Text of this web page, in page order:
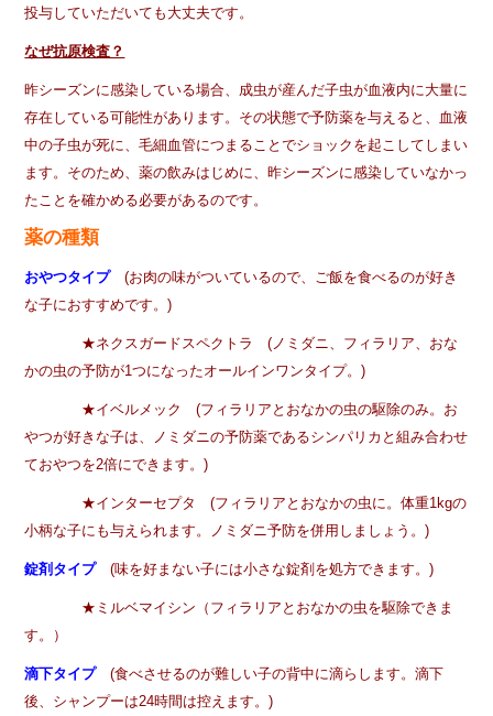
投与していただいても大丈夫です。
なぜ抗原検査？
昨シーズンに感染している場合、成虫が産んだ子虫が血液内に大量に
存在している可能性があります。その状態で予防薬を与えると、血液
中の子虫が死に、毛細血管につまることでショックを起こしてしまい
ます。そのため、薬の飲みはじめに、昨シーズンに感染していなかっ
たことを確かめる必要があるのです。
薬の種類
おやつタイプ(お肉の味がついているので、ご飯を食べるのが好き
な子におすすめです。)
★ネクスガードスペクトラ (ノミダニ、フィラリア、おな
かの虫の予防が1つになったオールインワンタイプ。)
★イベルメック (フィラリアとおなかの虫の駆除のみ。お
やつが好きな子は、ノミダニの予防薬であるシンパリカと組み合わせ
ておやつを2倍にできます。)
★インターセプタ (フィラリアとおなかの虫に。体重1kgの
小柄な子にも与えられます。ノミダニ予防を併用しましょう。)
錠剤タイプ(味を好まない子には小さな錠剤を処方できます。)
★ミルベマイシン（フィラリアとおなかの虫を駆除できま
す。）
滴下タイプ(食べさせるのが難しい子の背中に滴らします。滴下
後、シャンプーは24時間は控えます。)